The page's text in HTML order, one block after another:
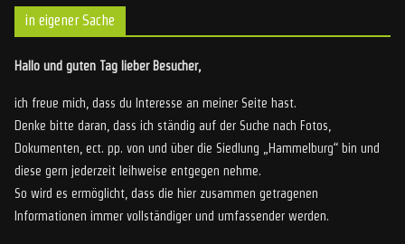
in eigener Sache
Hallo und guten Tag lieber Besucher,
ich freue mich, dass du Interesse an meiner Seite hast.
Denke bitte daran, dass ich ständig auf der Suche nach Fotos,
Dokumenten, ect. pp. von und über die Siedlung „Hammelburg“ bin und
diese gern jederzeit leihweise entgegen nehme.
So wird es ermöglicht, dass die hier zusammen getragenen
Informationen immer vollständiger und umfassender werden.